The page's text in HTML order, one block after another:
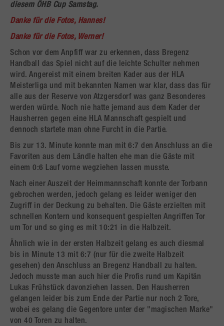
diesem ÖHB Cup Samstag.
Danke für die Fotos, Hannes!
Danke für die Fotos, Werner!
Schon vor dem Anpfiff war zu erkennen, dass Bregenz
Handball das Spiel nicht auf die leichte Schulter nehmen
wird. Angereist mit einem breiten Kader aus der HLA
Meisterliga und mit bekannten Namen war klar, dass das für
alle aus der Reserve von Atzgersdorf was ganz Besonderes
werden würde. Noch nie hatte jemand aus dem Kader der
Hausherren gegen eine HLA Mannschaft gespielt und
dennoch startete man ohne Furcht in die Partie.
Bis zur 13. Minute konnte man mit 6:7 den Anschluss an die
Favoriten aus dem Ländle halten ehe man die Gäste mit
einem 0:6 Lauf vorne wegziehen lassen musste.
Nach einer Auszeit der Heimmannschaft konnte der Torbann
gebrochen werden, jedoch gelang es leider weniger den
Zugriff in der Deckung zu behalten. Die Gäste erzielten mit
schnellen Kontern und konsequent gespielten Angriffen Tor
um Tor und so ging es mit 10:21 in die Halbzeit.
Ähnlich wie in der ersten Halbzeit gelang es auch diesmal
bis in Minute 13 mit 6:7 (nur für die zweite Halbzeit
gesehen) den Anschluss an Bregenz Handball zu halten.
Jedoch musste man auch hier die Profis rund um Kapitän
Lukas Frühstück davonziehen lassen. Den Hausherren
gelangen leider bis zum Ende der Partie nur noch 2 Tore,
wobei es gelang die Gegentore unter der "magischen Marke"
von 40 Toren zu halten.